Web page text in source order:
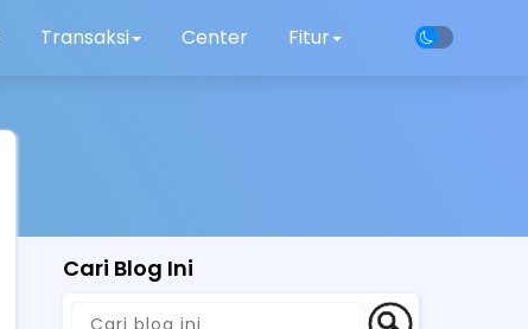
Transaksi Center Fitur
Cari Blog Ini